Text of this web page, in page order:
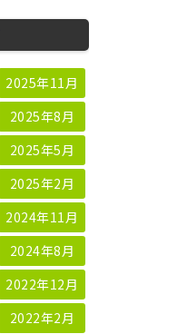
2025年11月
2025年8月
2025年5月
2025年2月
2024年11月
2024年8月
2022年12月
2022年2月